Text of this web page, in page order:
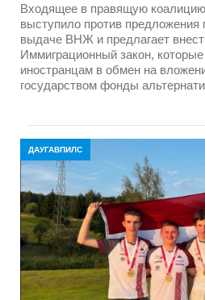
Входящее в правящую
выступило против предложения
выдаче ВНЖ и предлагает
Иммиграционный закон,
иностранцам в обмен на
государством фонды
ДАУГАВПИЛС